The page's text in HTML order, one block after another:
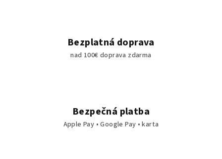
Bezplatná doprava
nad 100€ doprava zdarma
Bezpečná platba
Apple Pay • Google Pay • karta